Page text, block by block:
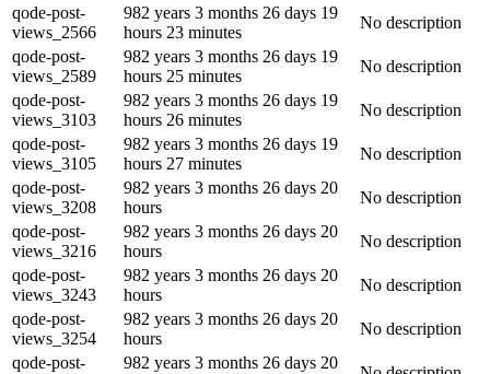
qode-post-
views_2566
982 years 3 months 26 days 19
hours 23 minutes
No description
qode-post-
views_2589
982 years 3 months 26 days 19
hours 25 minutes
No description
qode-post-
views_3103
982 years 3 months 26 days 19
hours 26 minutes
No description
qode-post-
views_3105
982 years 3 months 26 days 19
hours 27 minutes
No description
qode-post-
views_3208
982 years 3 months 26 days 20
hours
No description
qode-post-
views_3216
982 years 3 months 26 days 20
hours
No description
qode-post-
views_3243
982 years 3 months 26 days 20
hours
No description
qode-post-
views_3254
982 years 3 months 26 days 20
hours
No description
qode-post-
982 years 3 months 26 days 20